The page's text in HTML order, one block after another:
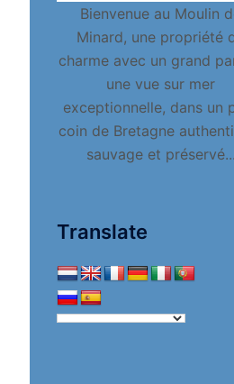
Bienvenue au Moulin
Minard, une propriété
charme avec un grand
une vue sur mer
exceptionnelle, dans un
coin de Bretagne
sauvage et préservé...
Translate